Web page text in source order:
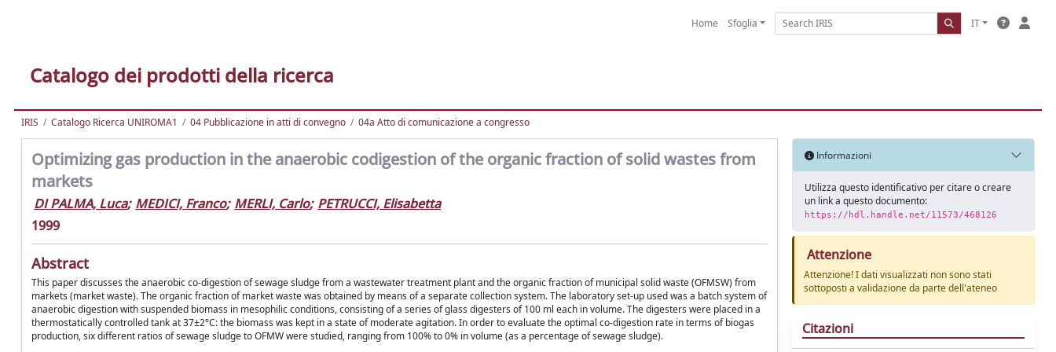
Home Sfoglia IT
Catalogo dei prodotti della ricerca
IRIS Catalogo Ricerca UNIROMA1 04 Pubblicazione in atti di convegno 04a Atto di comunicazione a congresso
Optimizing gas production in the anaerobic codigestion of the organic fraction of solid wastes from
markets
DI PALMA, Luca; MEDICI, Franco; MERLI, Carlo; PETRUCCI, Elisabetta
1999
Abstract
This paper discusses the anaerobic co-digestion of sewage sludge from a wastewater treatment plant and the organic fraction of municipal solid waste (OFMSW) from
markets (market waste). The organic fraction of market waste was obtained by means of a separate collection system. The laboratory set-up used was a batch system of
anaerobic digestion with suspended biomass in mesophilic conditions, consisting of a series of glass digesters of 100 ml each in volume. The digesters were placed in a
thermostatically controlled tank at 37±2°C: the biomass was kept in a state of moderate agitation. In order to evaluate the optimal co-digestion rate in terms of biogas
production, six different ratios of sewage sludge to OFMW were studied, ranging from 100% to 0% in volume (as a percentage of sewage sludge).
Informazioni
Utilizza questo identificativo per citare o creare
un link a questo documento:
https://hdl.handle.net/11573/468126
Attenzione
Attenzione! I dati visualizzati non sono stati
sottoposti a validazione da parte dell'ateneo
Citazioni